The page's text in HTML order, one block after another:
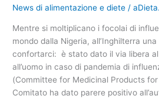
News di alimentazione e diete /
Mentre si moltiplicano i focolai di
mondo dalla Nigeria, all’Inghilterra
confortarci: è stato dato il via libera
all’uomo in caso di pandemia di
(Committee for Medicinal Products
Comitato ha dato parere positivo